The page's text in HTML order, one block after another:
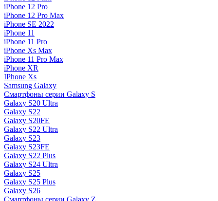
iPhone 12 Pro
iPhone 12 Pro Max
iPhone SE 2022
iPhone 11
iPhone 11 Pro
iPhone Xs Max
iPhone 11 Pro Max
iPhone XR
IPhone Xs
Samsung Galaxy
Смартфоны серии Galaxy S
Galaxy S20 Ultra
Galaxy S22
Galaxy S20FE
Galaxy S22 Ultra
Galaxy S23
Galaxy S23FE
Galaxy S22 Plus
Galaxy S24 Ultra
Galaxy S25
Galaxy S25 Plus
Galaxy S26
Смартфоны серии Galaxy Z